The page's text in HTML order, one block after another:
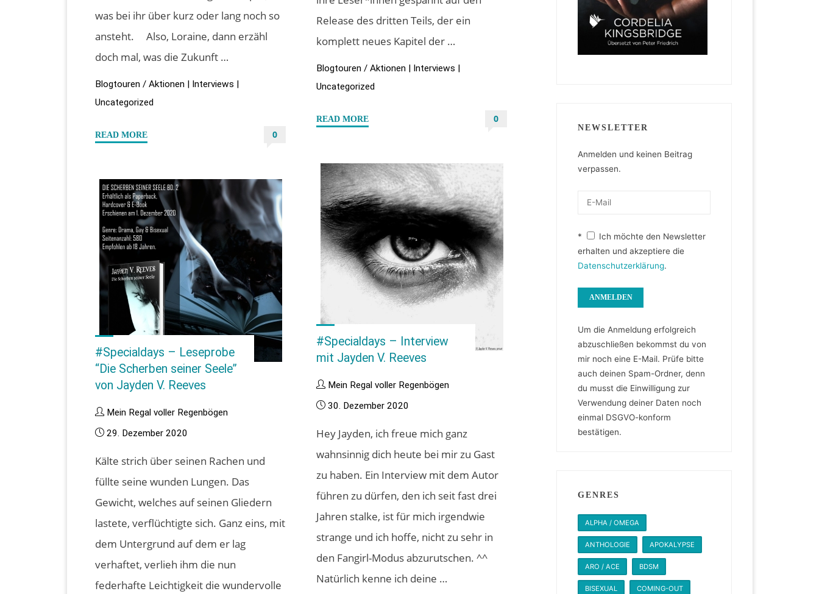
was bei ihr über kurz oder lang noch so
ansteht. Also, Loraine, dann erzähl
doch mal, was die Zukunft …
Blogtouren / Aktionen | Interviews |
Uncategorized
READ MORE"Autoreninterview
Aksander
Alexa
Teil
(Zukunftsaussichten)"
0
Release des dritten Teils, der ein
komplett neues Kapitel der …
Blogtouren / Aktionen | Interviews |
Uncategorized
READ MORE"Autoreninterview
Aksander
/
Alexa
Lor
Teil
1
(Wolves
0
#Specialdays – Interview
mit Jayden V. Reeves
Mein Regal voller Regenbögen
30. Dezember 2020
Hey Jayden, ich freue mich ganz
wahnsinnig dich heute bei mir zu Gast
zu haben. Ein Interview mit dem Autor
führen zu dürfen, den ich seit fast drei
Jahren stalke, ist für mich irgendwie
strange und ich hoffe, nicht zu sehr in
den Fangirl-Modus abzurutschen. ^^
Natürlich kenne ich deine …
#Specialdays – Leseprobe
“Die Scherben seiner Seele”
von Jayden V. Reeves
Mein Regal voller Regenbögen
29. Dezember 2020
Kälte strich über seinen Rachen und
füllte seine wunden Lungen. Das
Gewicht, welches auf seinen Gliedern
lastete, verflüchtigte sich. Ganz eins, mit
dem Untergrund auf dem er lag
verhaftet, verlieh ihm die nun
federhafte Leichtigkeit die wundervolle
NEWSLETTER
Anmelden und keinen Beitrag
verpassen.
*
Ich möchte den Newsletter
erhalten und akzeptiere die
Datenschutzerklärung.
Um die Anmeldung erfolgreich
abzuschließen bekommst du von
mir noch eine E-Mail. Prüfe bitte
auch deinen Spam-Ordner, denn
du musst die Einwilligung zur
Verwendung deiner Daten noch
einmal DSGVO-konform
bestätigen.
GENRES
ALPHA / OMEGA
ANTHOLOGIE APOKALYPSE
ARO / ACE BDSM
BISEXUAL COMING-OUT